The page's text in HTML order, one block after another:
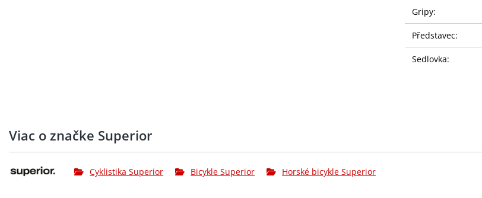
Gripy:
Představec:
Sedlovka:
Brzdy:
Viac o značke Superior
Cyklistika Superior Bicykle Superior Horské bicykle Superior